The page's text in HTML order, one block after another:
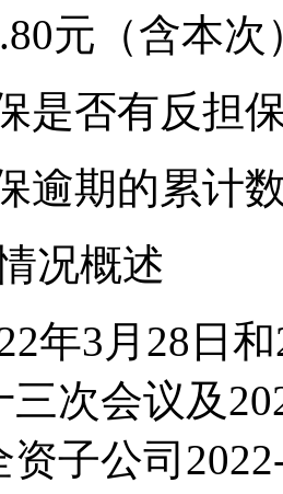
元（含本次
是否有反担
逾期的累计
况概述
年3月28日
三次会议及
资子公司